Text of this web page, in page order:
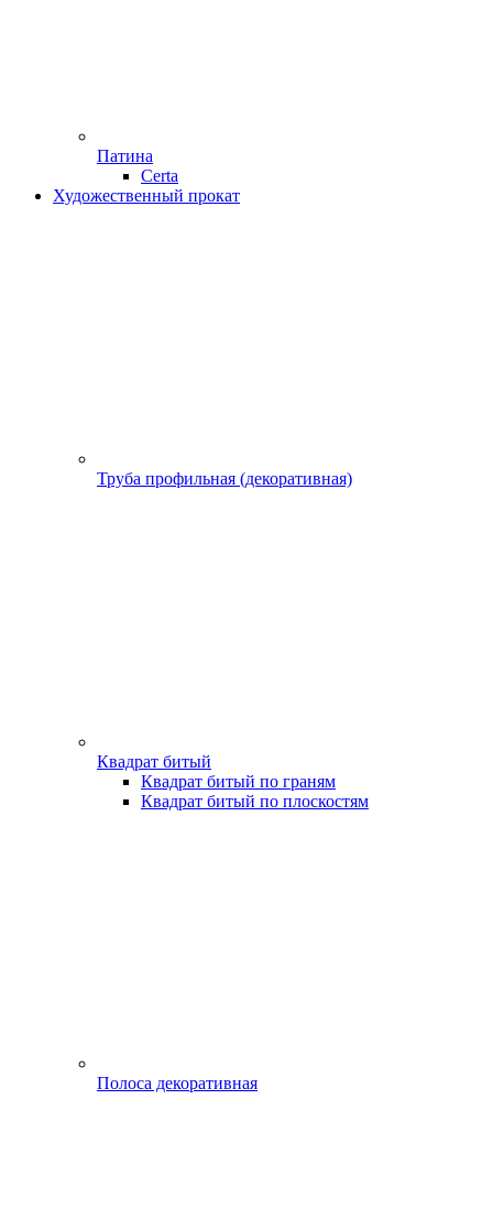
Патина
Certa
Художественный прокат
Труба профильная (декоративная)
Квадрат битый
Квадрат битый по граням
Квадрат битый по плоскостям
Полоса декоративная